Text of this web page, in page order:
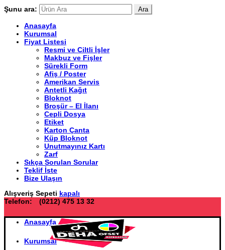
Şunu ara: Ara
Anasayfa
Kurumsal
Fiyat Listesi
Resmi ve Ciltli İşler
Makbuz ve Fişler
Sürekli Form
Afiş / Poster
Amerikan Servis
Antetli Kağıt
Bloknot
Broşür – El İlanı
Cepli Dosya
Etiket
Karton Çanta
Küp Bloknot
Unutmayınız Kartı
Zarf
Sıkça Sorulan Sorular
Teklif İste
Bize Ulaşın
Alışveriş Sepeti kapalı
Telefon:
(0212) 475 13 32
Anasayfa
Kurumsal